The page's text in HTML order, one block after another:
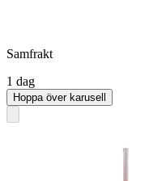
Samfrakt
1 dag
Hoppa över karusell